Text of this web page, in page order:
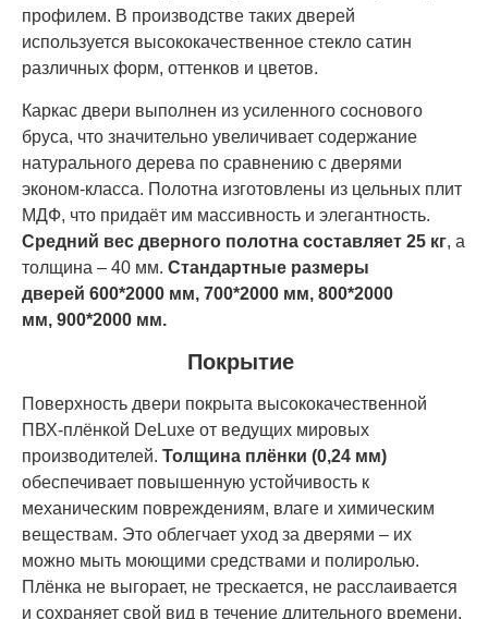
профилем. В производстве таких дверей
используется высококачественное стекло сатин
различных форм, оттенков и цветов.
Каркас двери выполнен из усиленного соснового
бруса, что значительно увеличивает содержание
натурального дерева по сравнению с дверями
эконом-класса. Полотна изготовлены из цельных плит
МДФ, что придаёт им массивность и элегантность.
Средний вес дверного полотна составляет 25 кг, а
толщина – 40 мм. Стандартные размеры
дверей 600*2000 мм, 700*2000 мм, 800*2000
мм, 900*2000 мм.
Покрытие
Поверхность двери покрыта высококачественной
ПВХ-плёнкой DeLuxe от ведущих мировых
производителей. Толщина плёнки (0,24 мм)
обеспечивает повышенную устойчивость к
механическим повреждениям, влаге и химическим
веществам. Это облегчает уход за дверями – их
можно мыть моющими средствами и полиролью.
Плёнка не выгорает, не трескается, не расслаивается
и сохраняет свой вид в течение длительного времени,